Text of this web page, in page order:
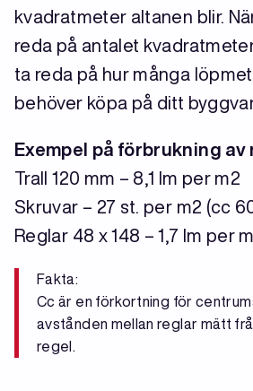
kvadratmeter altanen blir.
reda på antalet
ta reda på hur många
behöver köpa på ditt
Exempel på förbrukning av
Trall 120 mm – 8,1 lm per m2
Skruvar – 27 st. per m2 (cc
Reglar 48 x 148 – 1,7 lm per
Fakta:
Cc är en förkortning för
avstånden mellan reglar mätt
regel.